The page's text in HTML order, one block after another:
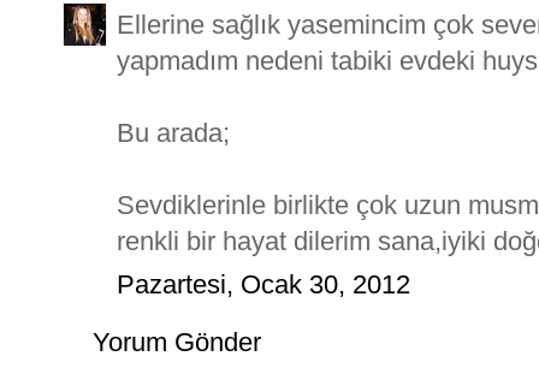
Ellerine sağlık yasemincim çok
yapmadım nedeni tabiki evdeki
Bu arada;
Sevdiklerinle birlikte çok uzun
renkli bir hayat dilerim sana,iyiki
Pazartesi, Ocak 30, 2012
Yorum Gönder